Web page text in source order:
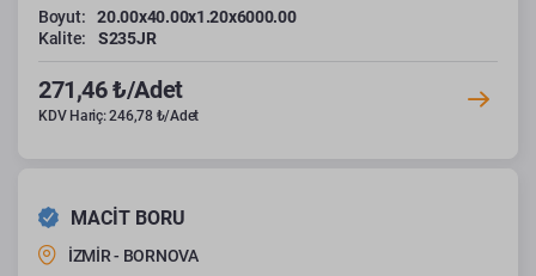
Boyut:
20.00x40.00x1.20x6000.00
Kalite:
S235JR
271,46 ₺/Adet
KDV Hariç: 246,78 ₺/Adet
MACİT BORU
İZMİR - BORNOVA